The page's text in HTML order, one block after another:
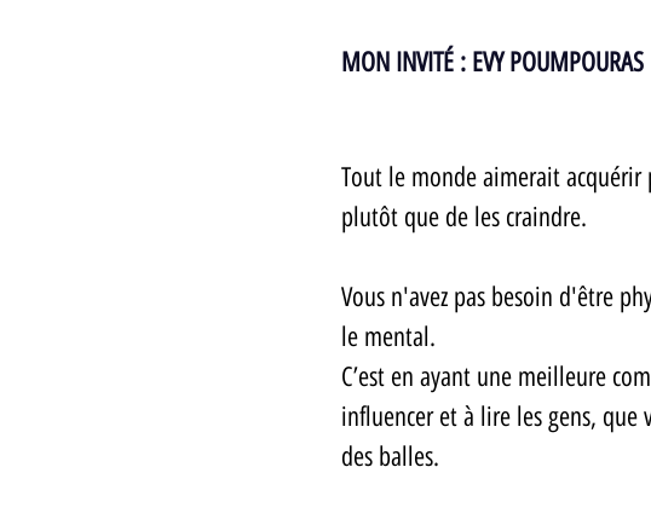
MON INVITÉ : EVY POUMPOURAS
Tout le monde aimerait
plutôt que de les craindre.
Vous n'avez pas besoin d'être
le mental.
C’est en ayant une meilleure
influencer et à lire les gens,
des balles.